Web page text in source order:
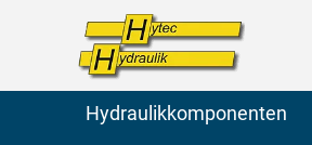
Hydraulikkomponenten